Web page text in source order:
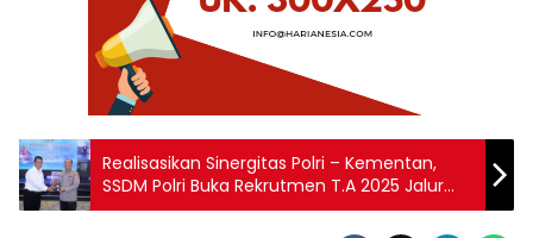
Realisasikan Sinergitas Polri – Kementan,
SSDM Polri Buka Rekrutmen T.A 2025 Jalur
Bakomsus Lulusan SMK Pertanian